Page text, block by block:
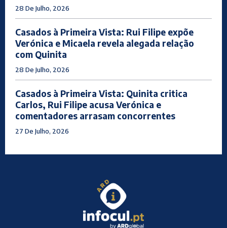
28 De Julho, 2026
Casados à Primeira Vista: Rui Filipe expõe
Verónica e Micaela revela alegada relação
com Quinita
28 De Julho, 2026
Casados à Primeira Vista: Quinita critica
Carlos, Rui Filipe acusa Verónica e
comentadores arrasam concorrentes
27 De Julho, 2026